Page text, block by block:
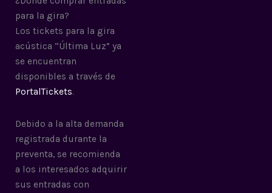
para la gira?
Los tickets para la gira
acústica “Última Luz” ya
se encuentran
disponibles a través de
PortalTickets.
Debido a la alta demanda
registrada durante la
preventa, se recomienda
a los interesados adquirir
sus entradas con